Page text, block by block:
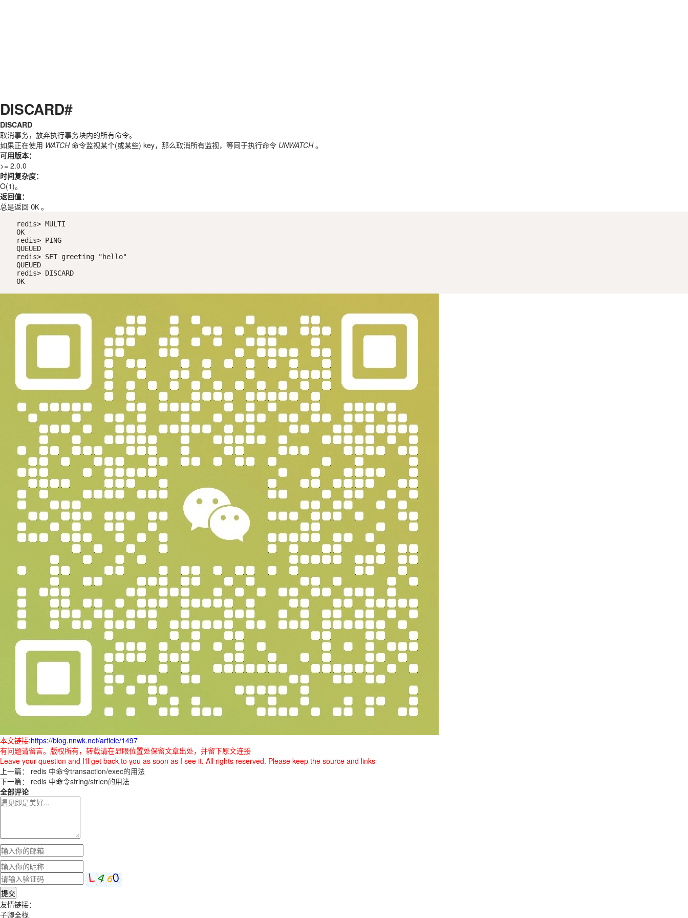
DISCARD#
DISCARD
取消事务，放弃执行事务块内的所有命令。
如果正在使用 WATCH命令监视某个(或某些) key，那么取消所有监视，等同于执行命令 UNWATCH。
可用版本：
>= 2.0.0
时间复杂度：
O(1)。
返回值：
总是返回 OK 。
redis> MULTI
OK
redis> PING
QUEUED
redis> SET greeting "hello"
QUEUED
redis> DISCARD
OK
本文链接:https://blog.nnwk.net/article/1497
有问题请留言。版权所有，转载请在显眼位置处保留文章出处，并留下原文连接
Leave your question and I'll get back to you as soon as I see it. All rights reserved. Please keep the source and links
上一篇： redis 中命令transaction/exec的用法
下一篇： redis 中命令string/strlen的用法
全部评论
提交
友情链接：
子卿全栈